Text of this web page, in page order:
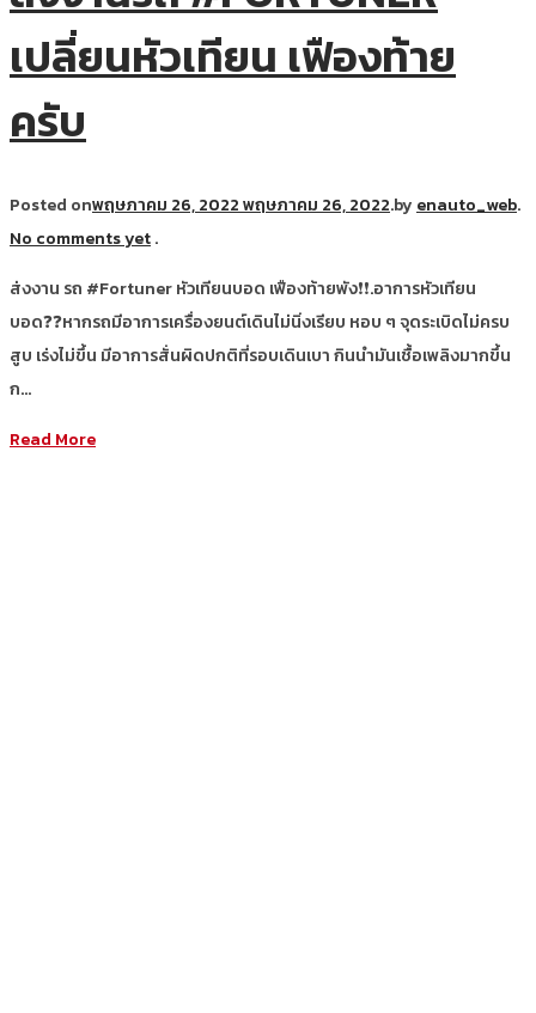
เปลี่ยนหัวเทียน เฟืองท้าย
ครับ
Posted onพฤษภาคม 26, 2022พฤษภาคม 26, 2022.by enauto_web.
No comments yet.
ส่งงาน รถ #Fortuner หัวเทียนบอด เฟืองท้ายพัง❗❗.อาการหัวเทียน
บอด❓❓หากรถมีอาการเครื่องยนต์เดินไม่นิ่งเรียบ หอบ ๆ จุดระเบิดไม่ครบ
สูบ เร่งไม่ขึ้น มีอาการสั่นผิดปกติที่รอบเดินเบา กินนำมันเชื้อเพลิงมากขึ้น
ก…
Read More